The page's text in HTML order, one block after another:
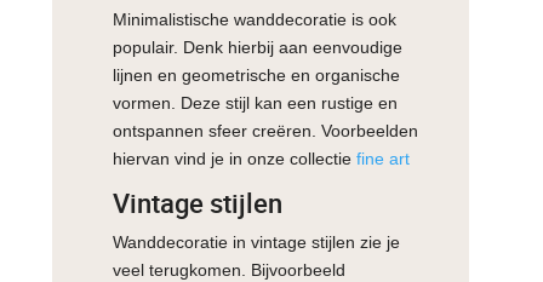
Minimalistische wanddecoratie is ook
populair. Denk hierbij aan eenvoudige
lijnen en geometrische en organische
vormen. Deze stijl kan een rustige en
ontspannen sfeer creëren. Voorbeelden
hiervan vind je in onze collectie fine art
Vintage stijlen
Wanddecoratie in vintage stijlen zie je
veel terugkomen. Bijvoorbeeld